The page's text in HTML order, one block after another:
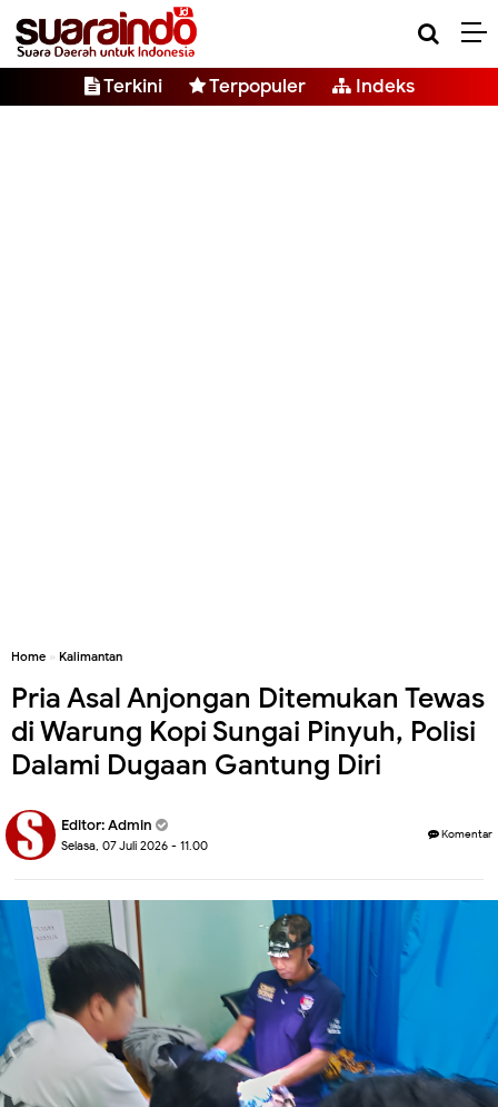
Terkini Terpopuler Indeks
Home » Kalimantan
Pria Asal Anjongan Ditemukan Tewas
di Warung Kopi Sungai Pinyuh, Polisi
Dalami Dugaan Gantung Diri
Editor:Admin
Selasa, 07 Juli 2026 - 11.00
Komentar